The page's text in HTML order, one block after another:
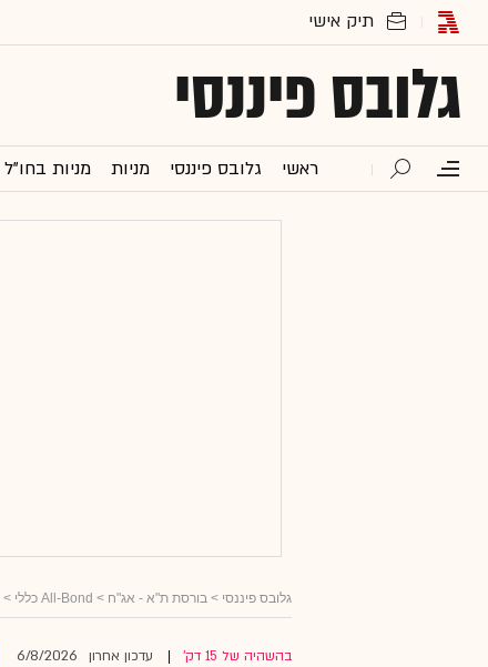
גלובס פיננסי
ראשי גלובס פיננסי מניות מניות בחו"ל
גלובס פיננסי > בורסת ת"א - אג"ח > All-Bond כללי >
בהשהיה של 15 דק' עדכון אחרון 6/8/2026